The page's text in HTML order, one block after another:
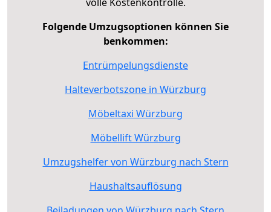
Folgende Umzugsoptionen können Sie
benkommen:
Entrümpelungsdienste
Halteverbotszone in Würzburg
Möbeltaxi Würzburg
Möbellift Würzburg
Umzugshelfer von Würzburg nach Stern
Haushaltsauflösung